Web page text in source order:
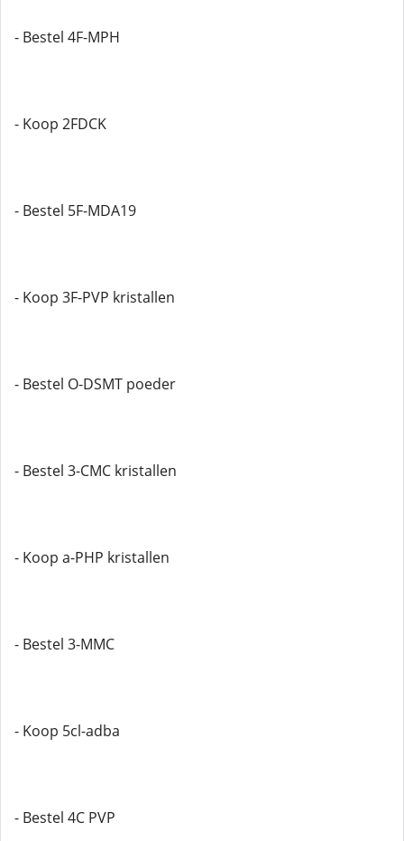
- Bestel 4F-MPH
- Koop 2FDCK
- Bestel 5F-MDA19
- Koop 3F-PVP kristallen
- Bestel O-DSMT poeder
- Bestel 3-CMC kristallen
- Koop a-PHP kristallen
- Bestel 3-MMC
- Koop 5cl-adba
- Bestel 4C PVP